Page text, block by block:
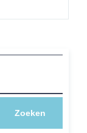
Zoeken